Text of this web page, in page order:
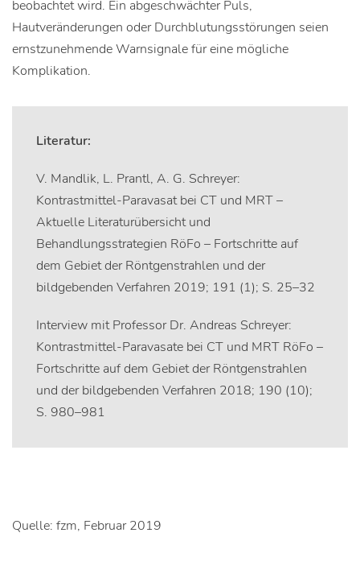
beobachtet wird. Ein abgeschwächter Puls,
Hautveränderungen oder Durchblutungsstörungen seien
ernstzunehmende Warnsignale für eine mögliche
Komplikation.
Literatur:
V. Mandlik, L. Prantl, A. G. Schreyer:
Kontrastmittel-Paravasat bei CT und MRT –
Aktuelle Literaturübersicht und
Behandlungsstrategien RöFo – Fortschritte auf
dem Gebiet der Röntgenstrahlen und der
bildgebenden Verfahren 2019; 191 (1); S. 25–32
Interview mit Professor Dr. Andreas Schreyer:
Kontrastmittel-Paravasate bei CT und MRT RöFo –
Fortschritte auf dem Gebiet der Röntgenstrahlen
und der bildgebenden Verfahren 2018; 190 (10);
S. 980–981
Quelle: fzm, Februar 2019